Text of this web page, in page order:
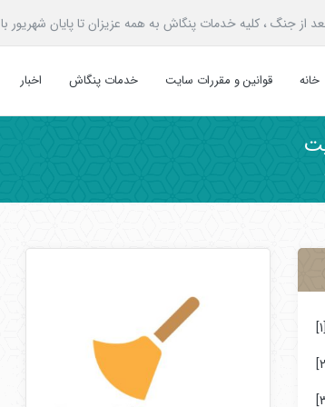
خدمات پنگاش به همه عزیزان تا پایان شهریور با 20 درصد تخفیف انجام می شود.
خانه قوانین و مقررات سایت خدمات پنگاش اخبار
[1]